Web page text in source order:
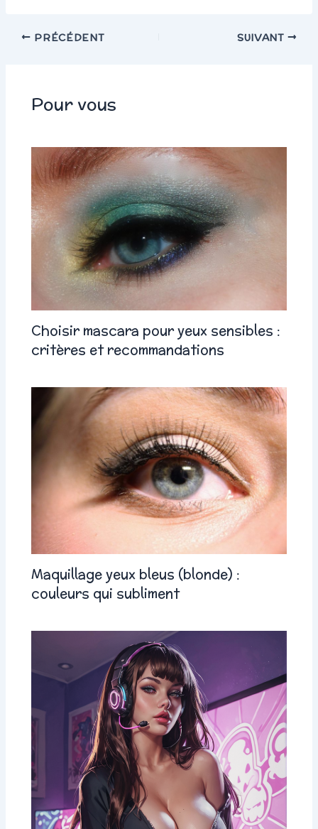
PRÉCÉDENT SUIVANT
Pour vous
Choisir mascara pour yeux sensibles :
critères et recommandations
Maquillage yeux bleus (blonde) :
couleurs qui subliment